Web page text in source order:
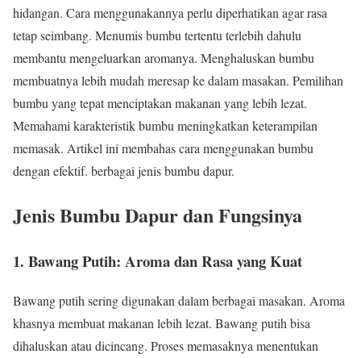
hidangan. Cara menggunakannya perlu diperhatikan agar rasa
tetap seimbang. Menumis bumbu tertentu terlebih dahulu
membantu mengeluarkan aromanya. Menghaluskan bumbu
membuatnya lebih mudah meresap ke dalam masakan. Pemilihan
bumbu yang tepat menciptakan makanan yang lebih lezat.
Memahami karakteristik bumbu meningkatkan keterampilan
memasak. Artikel ini membahas cara menggunakan bumbu
dengan efektif. berbagai jenis bumbu dapur.
Jenis Bumbu Dapur dan Fungsinya
1. Bawang Putih: Aroma dan Rasa yang Kuat
Bawang putih sering digunakan dalam berbagai masakan. Aroma
khasnya membuat makanan lebih lezat. Bawang putih bisa
dihaluskan atau dicincang. Proses memasaknya menentukan